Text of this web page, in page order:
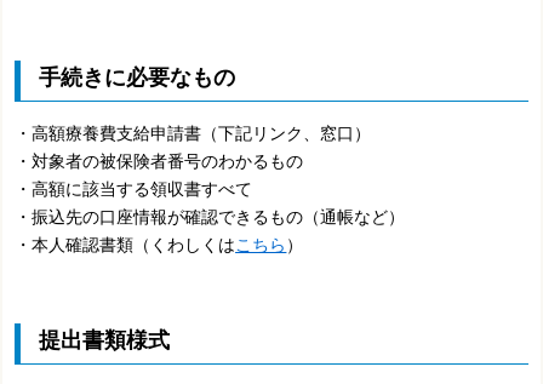
手続きに必要なもの
・高額療養費支給申請書（下記リンク、窓口）
・対象者の被保険者番号のわかるもの
・高額に該当する領収書すべて
・振込先の口座情報が確認できるもの（通帳など）
・本人確認書類（くわしくはこちら ）
提出書類様式